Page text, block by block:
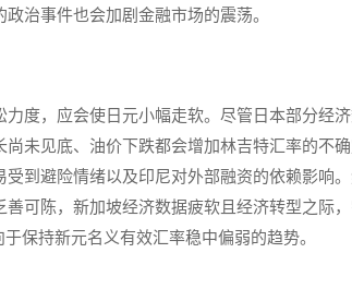
治事件也会加剧金融市场的震荡。
度，应会使日元小幅走软。尽管日本部分经
未见底、油价下跌都会增加林吉特汇率的不
到避险情绪以及印尼对外部融资的依赖影响
可陈，新加坡经济数据疲软且经济转型之际
保持新元名义有效汇率稳中偏弱的趋势。